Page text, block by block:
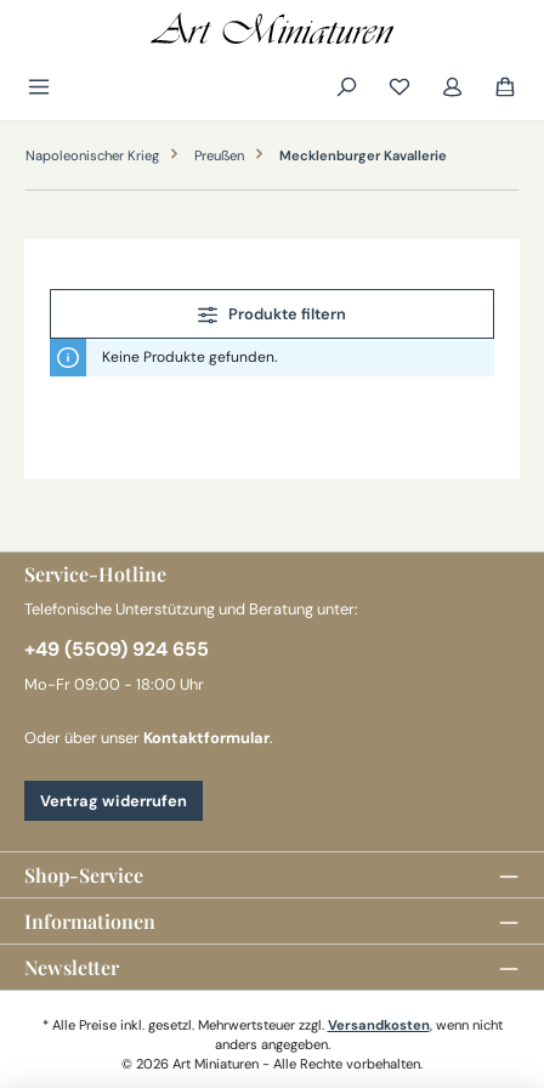
Napoleonischer Krieg Preußen Mecklenburger Kavallerie
Produkte filtern
Keine Produkte gefunden.
Service-Hotline
Telefonische Unterstützung und Beratung unter:
+49 (5509) 924 655
Mo-Fr 09:00 - 18:00 Uhr
Oder über unser Kontaktformular.
Vertrag widerrufen
Shop-Service
Informationen
Newsletter
* Alle Preise inkl. gesetzl. Mehrwertsteuer zzgl. Versandkosten, wenn nicht
anders angegeben.
© 2026 Art Miniaturen - Alle Rechte vorbehalten.